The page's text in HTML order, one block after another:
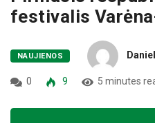
festivalis
NAUJIENOS
0 9 5 minutes